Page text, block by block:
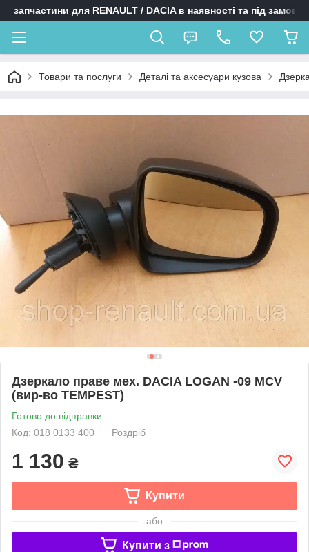
запчастини для RENAULT / DACIA в наявності та під
Товари та послуги Деталі та аксесуари кузова
Дзеркало праве мех. DACIA LOGAN -09 MCV
(вир-во TEMPEST)
Готово до відправки
Код: 018 0133 400
Роздріб
1 130 ₴
Купити
або
Купити з